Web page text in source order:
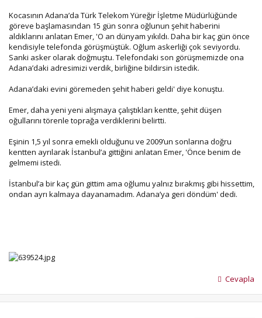
Kocasının Adana’da Türk Telekom Yüreğir İşletme Müdürlüğünde
göreve başlamasından 15 gün sonra oğlunun şehit haberini
aldıklarını anlatan Emer, 'O an dünyam yıkıldı. Daha bir kaç gün önce
kendisiyle telefonda görüşmüştük. Oğlum askerliği çok seviyordu.
Sanki asker olarak doğmuştu. Telefondaki son görüşmemizde ona
Adana’daki adresimizi verdik, birliğine bildirsin istedik.
Adana’daki evini göremeden şehit haberi geldi' diye konuştu.
Emer, daha yeni yeni alışmaya çalıştıkları kentte, şehit düşen
oğullarını törenle toprağa verdiklerini belirtti.
Eşinin 1,5 yıl sonra emekli olduğunu ve 2009’un sonlarına doğru
kentten ayrılarak İstanbul’a gittiğini anlatan Emer, 'Önce benim de
gelmemi istedi.
İstanbul’a bir kaç gün gittim ama oğlumu yalnız bırakmış gibi hissettim,
ondan ayrı kalmaya dayanamadım. Adana’ya geri döndüm' dedi.
Cevapla